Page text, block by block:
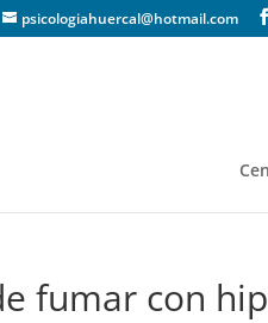
psicologiahuercal@hotmail.com
fumar con